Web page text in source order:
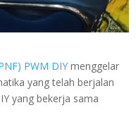
PWM DIY menggelar
yang telah berjalan
yang bekerja sama